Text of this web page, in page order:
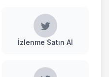
İzlenme Satın Al